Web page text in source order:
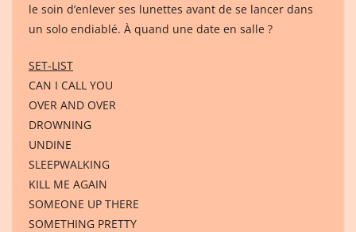
le soin d’enlever ses lunettes avant de se lancer dans
un solo endiablé. À quand une date en salle ?
SET-LIST
CAN I CALL YOU
OVER AND OVER
DROWNING
UNDINE
SLEEPWALKING
KILL ME AGAIN
SOMEONE UP THERE
SOMETHING PRETTY